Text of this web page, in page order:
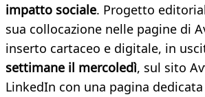
impatto sociale. Progetto
sua collocazione nelle pagine di
inserto cartaceo e digitale, in
settimane il mercoledì, sul sito
LinkedIn con una pagina dedicata